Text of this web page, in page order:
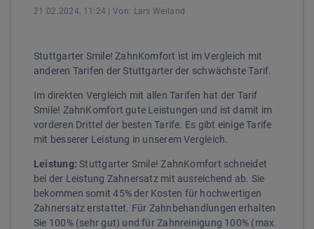
21.02.2024, 11:24 | Von: Lars Weiland
Stuttgarter Smile! ZahnKomfort ist im Vergleich mit
anderen Tarifen der Stuttgarter der schwächste Tarif.
Im direkten Vergleich mit allen Tarifen hat der Tarif
Smile! ZahnKomfort gute Leistungen und ist damit im
vorderen Drittel der besten Tarife. Es gibt einige Tarife
mit besserer Leistung in unserem Vergleich.
Leistung:Stuttgarter Smile! ZahnKomfort schneidet
bei der Leistung Zahnersatz mit ausreichend ab. Sie
bekommen somit 45% der Kosten für hochwertigen
Zahnersatz erstattet. Für Zahnbehandlungen erhalten
Sie 100% (sehr gut) und für Zahnreinigung 100% (max.